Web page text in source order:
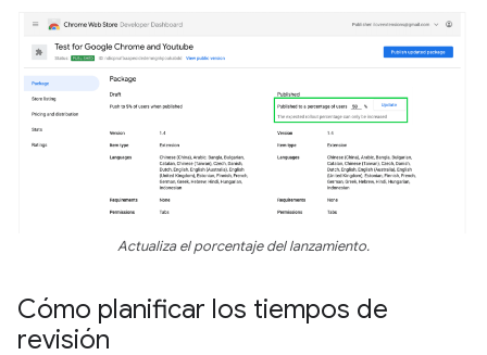
Actualiza el porcentaje del lanzamiento.
Cómo planificar los tiempos de
revisión